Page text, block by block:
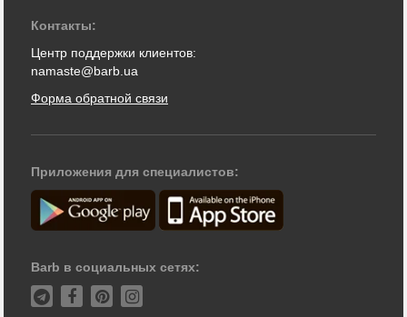
Контакты:
Центр поддержки клиентов:
namaste@barb.ua
Форма обратной связи
Приложения для специалистов:
Barb в социальных сетях: